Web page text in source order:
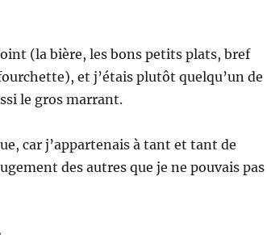
(la bière, les bons petits plats, bref
et j’étais plutôt quelqu’un de
le gros marrant.
car j’appartenais à tant et tant de
des autres que je ne pouvais pas